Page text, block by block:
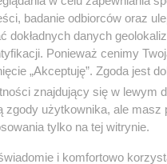
badanie odbiorców oraz
danych
Ponieważ cenimy
„Akceptuję”. Zgoda jest
znajdujący się w lewym
zgody użytkownika, ale masz
tylko na tej witrynie.
i komfortowo